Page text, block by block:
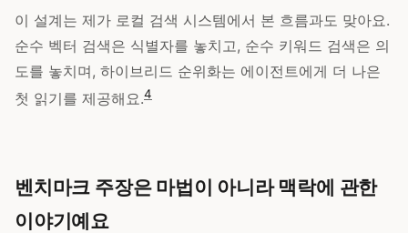
이 설계는 제가 로컬 검색 시스템에서 본 흐름과도 맞아요.
순수 벡터 검색은 식별자를 놓치고, 순수 키워드 검색은 의
도를 놓치며, 하이브리드 순위화는 에이전트에게 더 나은
첫 읽기를 제공해요.4
벤치마크 주장은 마법이 아니라 맥락에 관한
이야기예요